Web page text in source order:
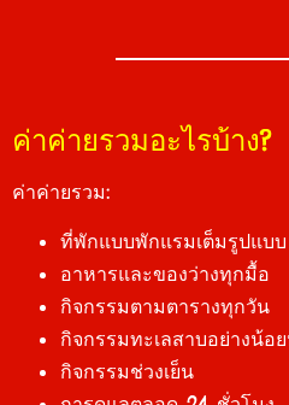
ค่าค่ายรวมอะไรบ้าง?
ค่าค่ายรวม:
ที่พักแบบพักแรมเต็มรูปแบบ
อาหารและของว่างทุกมื้อ
กิจกรรมตามตารางทุกวัน
กิจกรรมทะเลสาบอย่างน้อ
กิจกรรมช่วงเย็น